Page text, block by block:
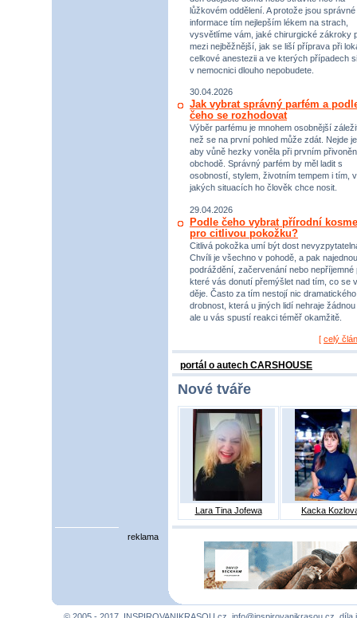
lůžkovém oddělení. A protože jsou správné
informace tím nejlepším lékem na strach,
vysvětlíme vám, jaké chirurgické zákroky
mezi nejběžnější, jak se liší příprava při
celkové anestezii a ve kterých případech si
v nemocnici dlouho nepobudete.
30.04.2026
Jak vybrat správný parfém a
čeho se rozhodovat
Výběr parfému je mnohem osobnější
než se na první pohled může zdát. Nejde
aby vůně hezky voněla při prvním
obchodě. Správný parfém by měl ladit s
osobností, stylem, životním tempem i tím, v
jakých situacích ho člověk chce nosit.
29.04.2026
Podle čeho vybrat přírodní
pro citlivou pokožku?
Citlivá pokožka umí být dost
Chvíli je všechno v pohodě, a pak
podráždění, začervenání nebo nepříjemné
které vás donutí přemýšlet nad tím, co se
děje. Často za tím nestojí nic
drobnost, která u jiných lidí nehraje žádnou
ale u vás spustí reakci téměř okamžitě.
[ celý
portál o autech CARSHOUSE
Nové tváře
Lara Tina Jofewa Kacka
reklama